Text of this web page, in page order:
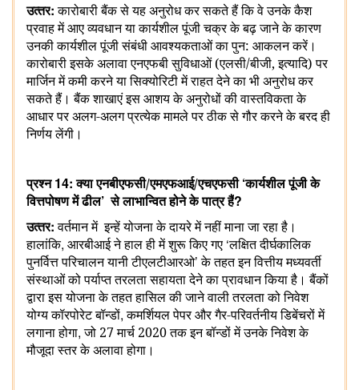
उत्‍तर: कारोबारी बैंक से यह अनुरोध कर सकते हैं कि वे उनके कैश
प्रवाह में आए व्‍यवधान या कार्यशील पूंजी चक्र के बढ़ जाने के कारण
उनकी कार्यशील पूंजी संबंधी आवश्यकताओं का पुन: आकलन करें।
कारोबारी इसके अलावा एनएफबी सुविधाओं (एलसी/बीजी, इत्‍यादि) पर
मार्जिन में कमी करने या सिक्‍योरिटी में राहत देने का भी अनुरोध कर
सकते हैं। बैंक शाखाएं इस आशय के अनुरोधों की वास्तविकता के
आधार पर अलग-अलग प्रत्‍येक मामले पर ठीक से गौर करने के बरद ही
निर्णय लेंगी।
प्रश्‍न14:क्या एनबीएफसी/एमएफआई/एचएफसी‘कार्यशील पूंजी के
वित्तपोषण में ढील’से लाभान्वित होने केपात्र हैं?
उत्‍तर: वर्तमान में इन्हें योजना के दायरे में नहीं माना जा रहा है।
हालांकि, आरबीआई ने हाल ही में शुरू किए गए ‘लक्षित दीर्घकालिक
पुनर्वित्त परिचालन यानी टीएलटीआरओ’के तहत इन वित्तीय मध्यवर्ती
संस्‍थाओं को पर्याप्त तरलता सहायता देने का प्रावधान किया है। बैंकों
द्वारा इस योजना के तहत हासिल की जाने वाली तरलता को निवेश
योग्‍य कॉरपोरेट बॉन्डों,कमर्शियल पेपर और गैर-परिवर्तनीय डिबेंचरों में
लगाना होगा,जो 27 मार्च 2020 तक इन बॉन्डों में उनके निवेश के
मौजूदा स्‍तर के अलावा होगा।